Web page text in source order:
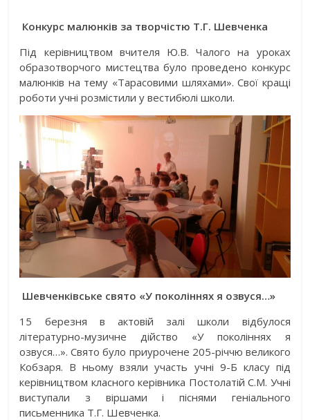
Конкурс малюнків за творчістю Т.Г. Шевченка
Під керівництвом вчителя Ю.В. Чалого на уроках
образотворчого мистецтва було проведено конкурс
малюнків на тему «Тарасовими шляхами». Свої кращі
роботи учні розмістили у вестибюлі школи.
Шевченківське свято «У поколіннях я озвуся…»
15 березня в актовій залі школи відбулося
літературно-музичне дійство «У поколіннях я
озвуся…». Свято було приурочене 205-річчю великого
Кобзаря. В ньому взяли участь учні 9-Б класу під
керівництвом класного керівника Постолатій С.М. Учні
виступали з віршами і піснями геніального
письменника Т.Г. Шевченка.